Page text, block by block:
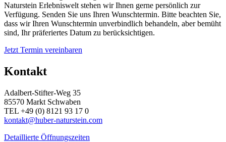
Naturstein Erlebniswelt stehen wir Ihnen gerne persönlich zur
Verfügung. Senden Sie uns Ihren Wunschtermin. Bitte beachten Sie,
dass wir Ihren Wunschtermin unverbindlich behandeln, aber bemüht
sind, Ihr präferiertes Datum zu berücksichtigen.
Jetzt Termin vereinbaren
Kontakt
Adalbert-Stifter-Weg 35
85570 Markt Schwaben
TEL +49 (0) 8121 93 17 0
kontakt@huber-naturstein.com
Detaillierte Öffnungszeiten